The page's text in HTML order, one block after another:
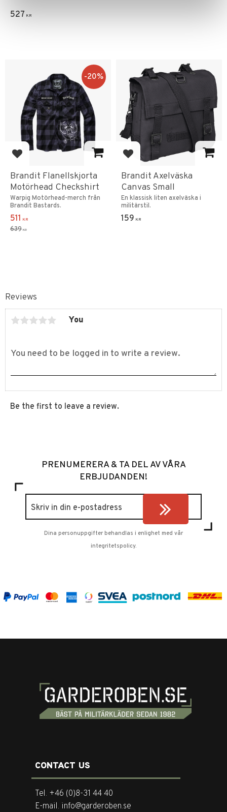
Reviews
You
Be the first to leave a review.
527 KR
Add to favorites
Brandit Flanellskjorta
Motörhead Checkshirt
Warpig Motörhead-merch från
Brandit Bastards.
511 KR
639 KR
20%
Add to favorites
Brandit Axelväska
Canvas Small
En klassisk liten axelväska i
militärstil.
159 KR
PRENUMERERA & TA DEL AV VÅRA
ERBJUDANDEN!
Dina personuppgifter behandlas i enlighet med vår
integritetspolicy.
CONTACT US
Tel. +46 (0)8-31 44 40
E-mail. info@garderoben.se